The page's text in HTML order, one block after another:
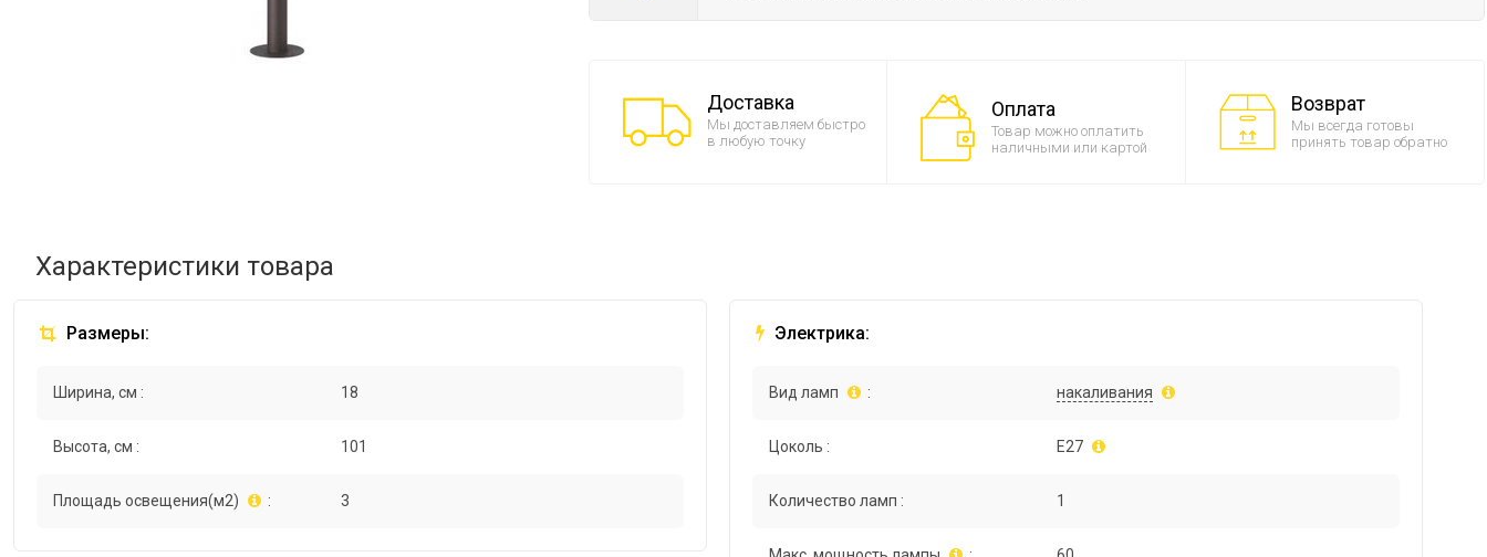
Доставка
Мы доставляем быстро
в любую точку
Оплата
Товар можно оплатить
наличными или картой
Возврат
Мы всегда готовы
принять товар обратно
Характеристики товара
Размеры:
Ширина, см : 18
Высота, см : 101
Площадь освещения(м2) : 3
Электрика:
Вид ламп : накаливания
Цоколь : E27
Количество ламп : 1